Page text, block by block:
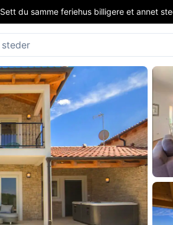
Sett du samme feriehus billigere et annet